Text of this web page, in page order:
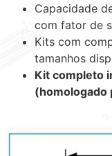
Capacidade
com fator de
Kits com
tamanhos
Kit completo
(homologado